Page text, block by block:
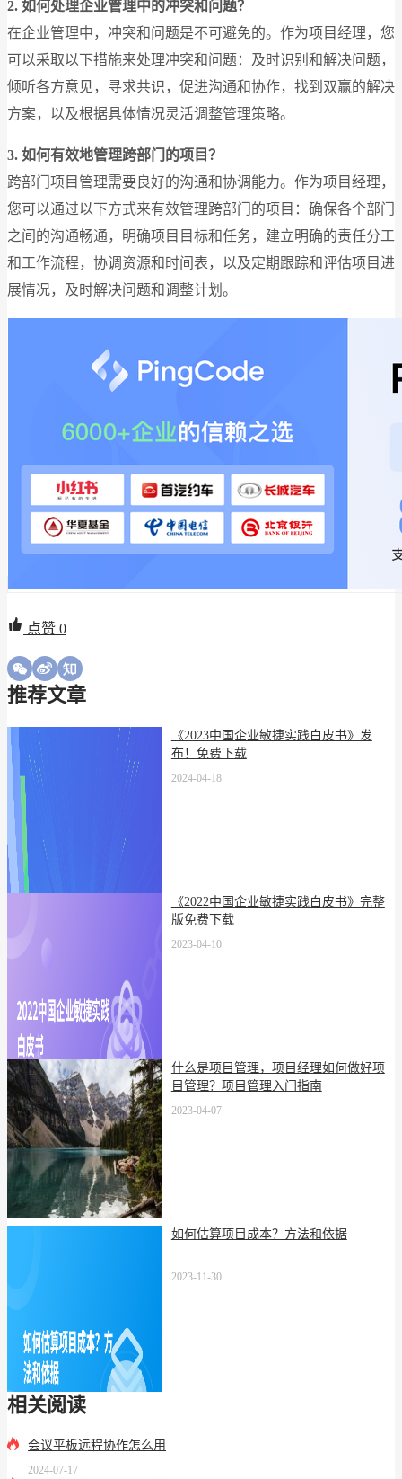
2. 如何处理企业管理中的冲突和问题？
在企业管理中，冲突和问题是不可避免的。作为项目经理，您
可以采取以下措施来处理冲突和问题：及时识别和解决问题，
倾听各方意见，寻求共识，促进沟通和协作，找到双赢的解决
方案，以及根据具体情况灵活调整管理策略。
3. 如何有效地管理跨部门的项目？
跨部门项目管理需要良好的沟通和协调能力。作为项目经理，
您可以通过以下方式来有效管理跨部门的项目：确保各个部门
之间的沟通畅通，明确项目目标和任务，建立明确的责任分工
和工作流程，协调资源和时间表，以及定期跟踪和评估项目进
展情况，及时解决问题和调整计划。
点赞 0
推荐文章
《2023中国企业敏捷实践白皮书》发
布！免费下载
2024-04-18
《2022中国企业敏捷实践白皮书》完整
版免费下载
2023-04-10
什么是项目管理，项目经理如何做好项
目管理？项目管理入门指南
2023-04-07
如何估算项目成本？方法和依据
2023-11-30
相关阅读
会议平板远程协作怎么用
2024-07-17